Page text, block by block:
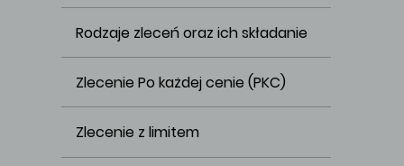
Rodzaje zleceń oraz ich składanie
Zlecenie Po każdej cenie (PKC)
Zlecenie z limitem